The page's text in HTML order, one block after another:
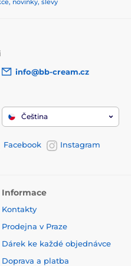
novinky, slevy
info@bb-cream.cz
Čeština
Facebook
Instagram
Informace
Kontakty
Prodejna v Praze
Dárek ke každé objednávce
Doprava a platba